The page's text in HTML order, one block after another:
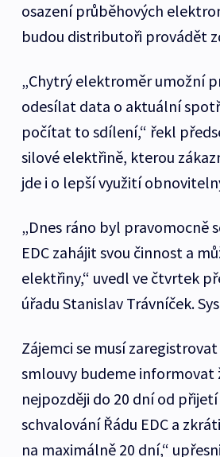
osazení průběhových
budou distributoři provádět
„Chytrý elektroměr umožní
odesílat data o aktuální
počítat to sdílení,“ řekl
silové elektřině, kterou
jde i o lepší využití
„Dnes ráno byl pravomocně
EDC zahájit svou činnost a
elektřiny,“ uvedl ve čtvrtek
úřadu Stanislav Trávníček.
Zájemci se musí
smlouvy budeme
nejpozději do 20 dní od
schvalování Řádu EDC a
na maximálně 20 dní,“